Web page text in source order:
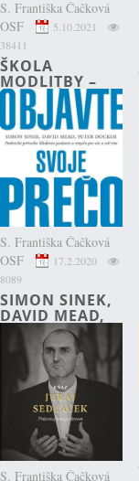
S. Františka Čačková
OSF
5.10.2021
38411
ŠKOLA
MODLITBY –
VEDENÁ
SVÄTÝM
DUCHOM
S. Františka Čačková
OSF
17.2.2020
8089
SIMON SINEK,
DAVID MEAD,
PETER
DOCKER:
OBJAVTE SVOJE
PREČO
(RECENZIA)
S. Františka Čačková